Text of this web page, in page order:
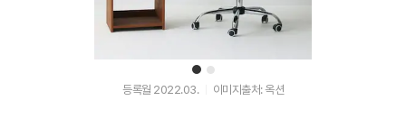
1 2
등록월 2022.03. 이미지출처: 옥션